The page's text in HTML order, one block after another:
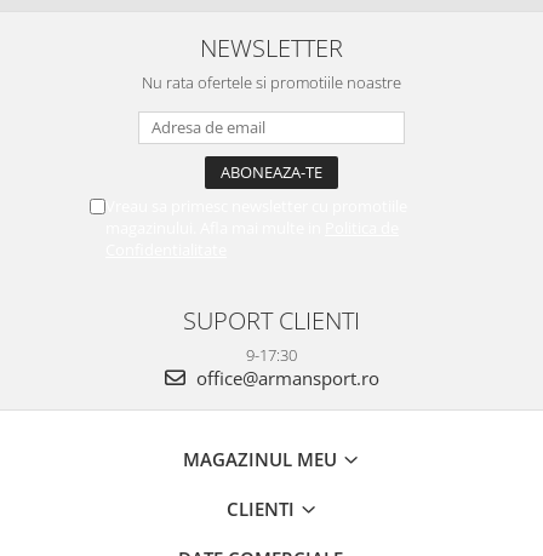
NEWSLETTER
Nu rata ofertele si promotiile noastre
SUPORT CLIENTI
9-17:30
office@armansport.ro
MAGAZINUL MEU
CLIENTI